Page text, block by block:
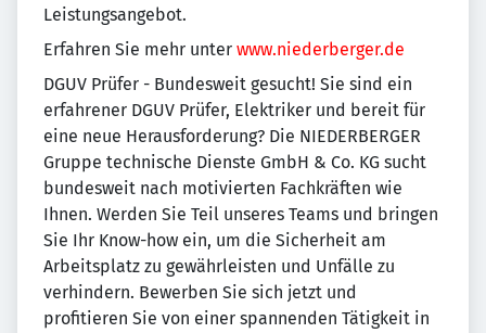
Leistungsangebot.
Erfahren Sie mehr unter www.niederberger.de
DGUV Prüfer - Bundesweit gesucht! Sie sind ein
erfahrener DGUV Prüfer, Elektriker und bereit für
eine neue Herausforderung? Die NIEDERBERGER
Gruppe technische Dienste GmbH & Co. KG sucht
bundesweit nach motivierten Fachkräften wie
Ihnen. Werden Sie Teil unseres Teams und bringen
Sie Ihr Know-how ein, um die Sicherheit am
Arbeitsplatz zu gewährleisten und Unfälle zu
verhindern. Bewerben Sie sich jetzt und
profitieren Sie von einer spannenden Tätigkeit in